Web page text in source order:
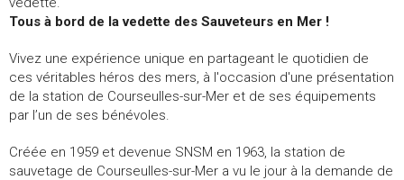
Tous à bord de la vedette des Sauveteurs en Mer !
Vivez une expérience unique en partageant le quotidien de
ces véritables héros des mers, à l'occasion d'une présentation
de la station de Courseulles-sur-Mer et de ses équipements
par l’un de ses bénévoles.
Créée en 1959 et devenue SNSM en 1963, la station de
sauvetage de Courseulles-sur-Mer a vu le jour à la demande de